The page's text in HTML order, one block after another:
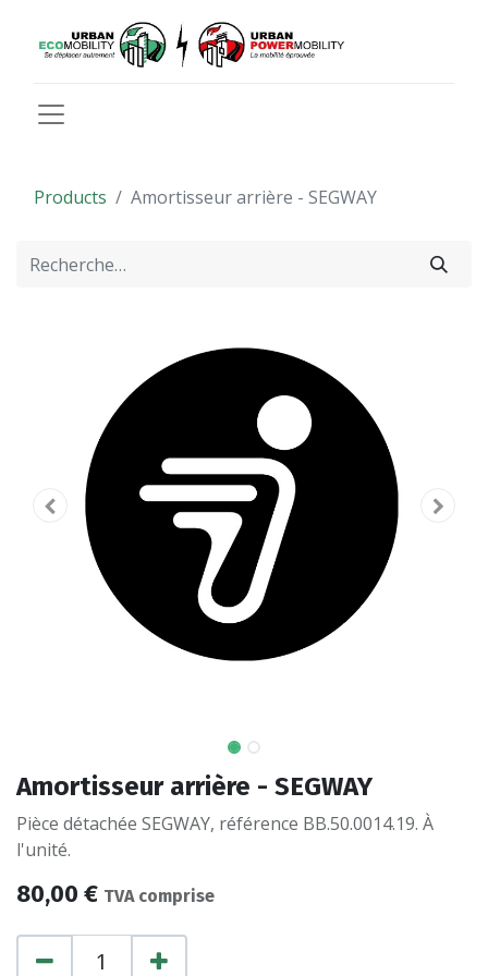
Products Amortisseur arrière - SEGWAY
Amortisseur arrière - SEGWAY
Pièce détachée SEGWAY, référence BB.50.0014.19. À
l'unité.
80,00 € TVA comprise